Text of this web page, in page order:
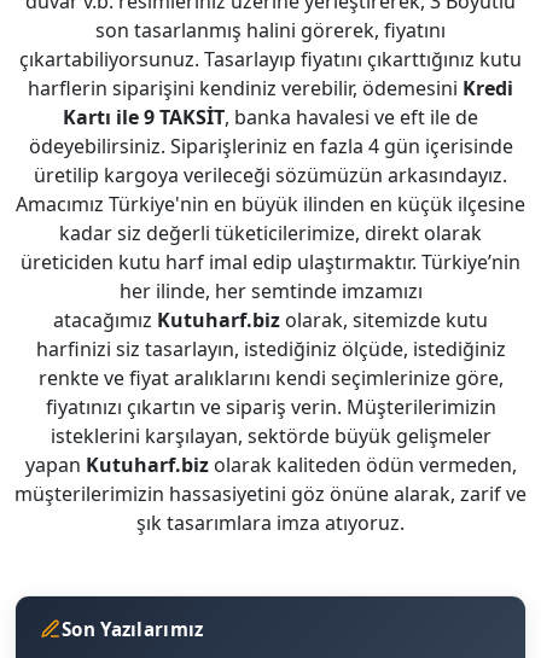
son tasarlanmış halini görerek, fiyatını
çıkartabiliyorsunuz. Tasarlayıp fiyatını çıkarttığınız kutu
harflerin siparişini kendiniz verebilir, ödemesini Kredi
Kartı ile 9 TAKSİT, banka havalesi ve eft ile de
ödeyebilirsiniz. Siparişleriniz en fazla 4 gün içerisinde
üretilip kargoya verileceği sözümüzün arkasındayız.
Amacımız Türkiye'nin en büyük ilinden en küçük ilçesine
kadar siz değerli tüketicilerimize, direkt olarak
üreticiden kutu harf imal edip ulaştırmaktır. Türkiye’nin
her ilinde, her semtinde imzamızı
atacağımız Kutuharf.biz olarak, sitemizde kutu
harfinizi siz tasarlayın, istediğiniz ölçüde, istediğiniz
renkte ve fiyat aralıklarını kendi seçimlerinize göre,
fiyatınızı çıkartın ve sipariş verin. Müşterilerimizin
isteklerini karşılayan, sektörde büyük gelişmeler
yapan Kutuharf.bizolarak kaliteden ödün vermeden,
müşterilerimizin hassasiyetini göz önüne alarak, zarif ve
şık tasarımlara imza atıyoruz.
Son Yazılarımız